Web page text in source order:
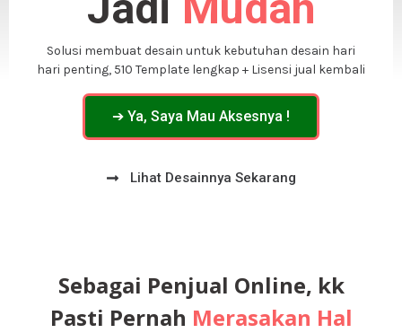
Solusi membuat desain untuk kebutuhan desain hari
hari penting, 510 Template lengkap + Lisensi jual kembali
➔ Ya, Saya Mau Aksesnya !
Lihat Desainnya Sekarang
Sebagai Penjual Online, kk
Pasti Pernah Merasakan Hal